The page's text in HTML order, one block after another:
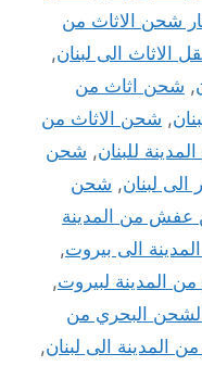
شحن الاثاث من
الاثاث الى لبنان,
, شحن اثاث من
, شحن الاثاث من
للبنان, شحن
لبنان, شحن
من المدينة
الى بيروت,
المدينة لبيروت,
البحري من
المدينة الى لبنان,